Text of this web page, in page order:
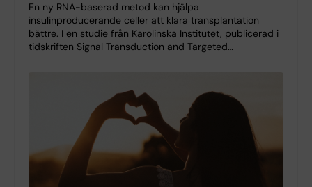
En ny RNA-baserad metod kan hjälpa
insulinproducerande celler att klara transplantation
bättre. I en studie från Karolinska Institutet, publicerad i
tidskriften Signal Transduction and Targeted…